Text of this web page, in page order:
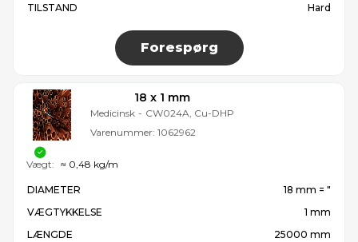
TILSTAND
Hard
Forespørg
18 x 1 mm
Medicinsk - CW024A, Cu-DHP
Varenummer: 1062962
DIAMETER
18 mm = ″
VÆGTYKKELSE
1 mm
LÆNGDE
25000 mm
Vægt: ≈ 0,48 kg/m